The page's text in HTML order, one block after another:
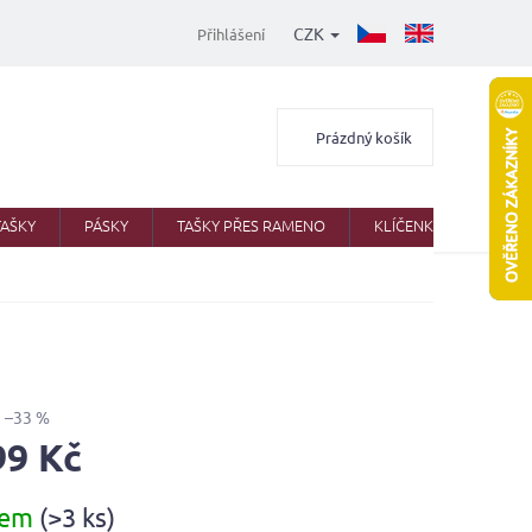
CZK
Přihlášení
Nákupní
Prázdný košík
PÁSKY TAŠKY PŘES RAMENO KLÍČENKY
–33 %
Kč
(>3 ks)